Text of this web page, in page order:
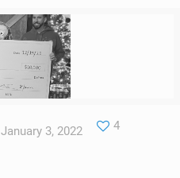
January 3, 2022 4